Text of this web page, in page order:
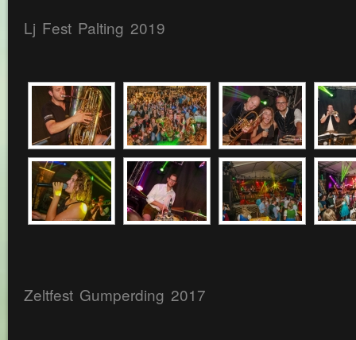
Lj Fest Palting 2019
Zeltfest Gumperding 2017